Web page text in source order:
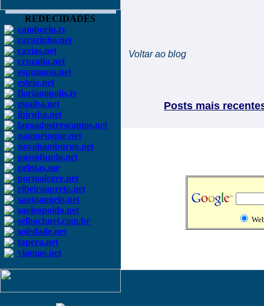
REDECIDADES
camboriu.tv
carazinho.net
caxias.net
cruzalta.net
espumoso.net
esteio.net
florianopolis.tv
guaiba.net
ibiruba.net
lagoadostrescantos.net
naometoque.net
novohamburgo.net
passofundo.net
pelotas.me
portoalegre.net
ribeiraopreto.net
santoangelo.net
saoleopoldo.net
selbachnet.com.br
soledade.net
tapera.net
viamao.net
Voltar ao blog
Posts mais